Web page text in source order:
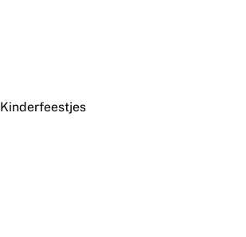
Kinderfeestjes